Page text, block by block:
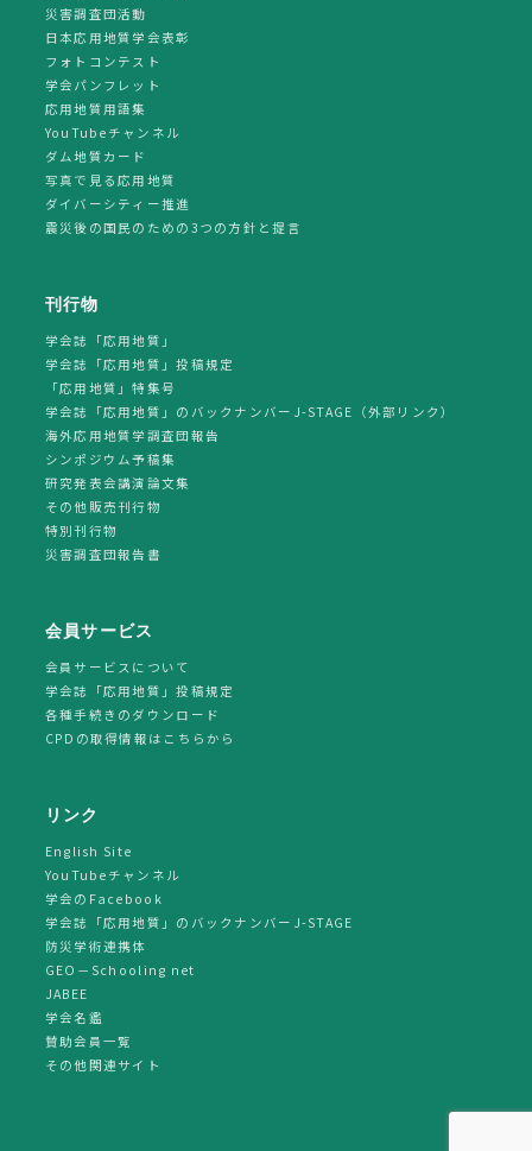
災害調査団活動
日本応用地質学会表彰
フォトコンテスト
学会パンフレット
応用地質用語集
YouTubeチャンネル
ダム地質カード
写真で見る応用地質
ダイバーシティー推進
震災後の国民のための3つの方針と提言
刊行物
学会誌「応用地質」
学会誌「応用地質」投稿規定
「応用地質」特集号
学会誌「応用地質」のバックナンバーJ-STAGE（外部リンク）
海外応用地質学調査団報告
シンポジウム予稿集
研究発表会講演論文集
その他販売刊行物
特別刊行物
災害調査団報告書
会員サービス
会員サービスについて
学会誌「応用地質」投稿規定
各種手続きのダウンロード
CPDの取得情報はこちらから
リンク
English Site
YouTubeチャンネル
学会のFacebook
学会誌「応用地質」のバックナンバーJ-STAGE
防災学術連携体
GEO－Schooling net
JABEE
学会名鑑
賛助会員一覧
その他関連サイト